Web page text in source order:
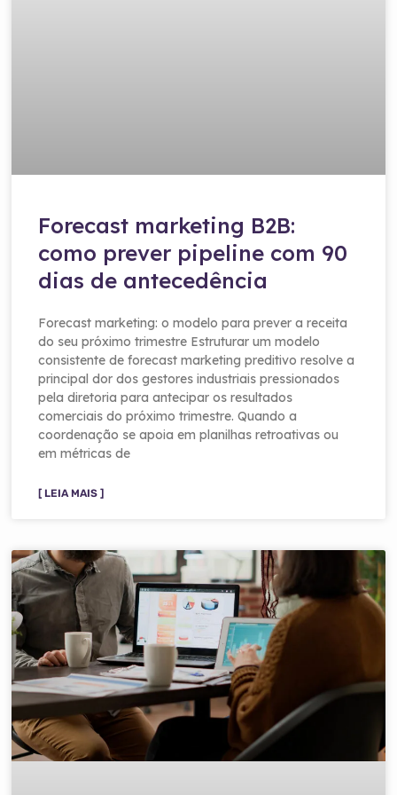
Forecast marketing B2B:
como prever pipeline com 90
dias de antecedência
Forecast marketing: o modelo para prever a receita
do seu próximo trimestre Estruturar um modelo
consistente de forecast marketing preditivo resolve a
principal dor dos gestores industriais pressionados
pela diretoria para antecipar os resultados
comerciais do próximo trimestre. Quando a
coordenação se apoia em planilhas retroativas ou
em métricas de
[ LEIA MAIS ]